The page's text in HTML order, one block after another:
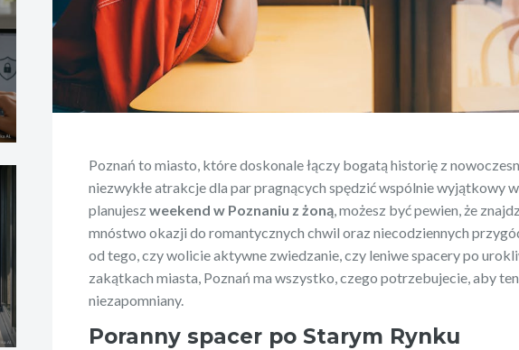
Poznań to miasto, które doskonale łączy bogatą historię z
niezwykłe atrakcje dla par pragnących spędzić wspólnie wyjątkowy
planujeszweekend w Poznaniu z żoną, możesz być pewien, że
mnóstwo okazji do romantycznych chwil oraz niecodziennych
od tego, czy wolicie aktywne zwiedzanie, czy leniwe spacery po
zakątkach miasta, Poznań ma wszystko, czego potrzebujecie, aby
niezapomniany.
Poranny spacer po Starym Rynku